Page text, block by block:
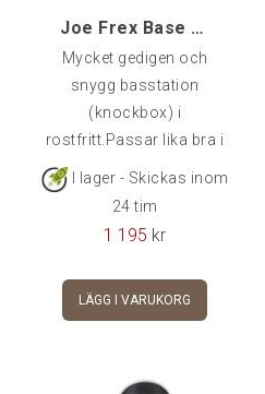
Joe Frex Base Drawer [dsp]
Mycket gedigen och
snygg basstation
(knockbox) i
rostfritt.Passar lika bra i
sin ensamhet brevid
maskinen som med en
I lager - Skickas inom
24 tim
1 195 kr
LÄGG I VARUKORG